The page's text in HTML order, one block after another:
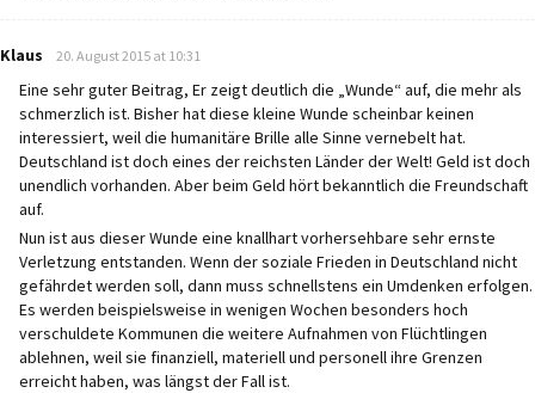
Klaus says:
20. August 2015 at 10:31
Eine sehr guter Beitrag, Er zeigt deutlich die „Wunde“ auf, die mehr als
schmerzlich ist. Bisher hat diese kleine Wunde scheinbar keinen
interessiert, weil die humanitäre Brille alle Sinne vernebelt hat.
Deutschland ist doch eines der reichsten Länder der Welt! Geld ist doch
unendlich vorhanden. Aber beim Geld hört bekanntlich die Freundschaft
auf.
Nun ist aus dieser Wunde eine knallhart vorhersehbare sehr ernste
Verletzung entstanden. Wenn der soziale Frieden in Deutschland nicht
gefährdet werden soll, dann muss schnellstens ein Umdenken erfolgen.
Es werden beispielsweise in wenigen Wochen besonders hoch
verschuldete Kommunen die weitere Aufnahmen von Flüchtlingen
ablehnen, weil sie finanziell, materiell und personell ihre Grenzen
erreicht haben, was längst der Fall ist.